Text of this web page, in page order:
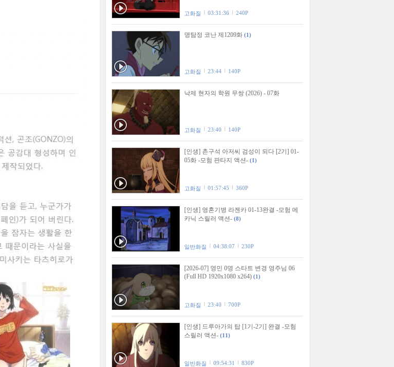
고화질 03:31:36 240P
명탐정 코난 제1209화 (1)
고화질 23:44 140P
낙제 현자의 학원 무쌍 (2026) - 07화
고화질 23:40 140P
[인생] 촌구석 아저씨 검성이 되다 [2기] 01-
05화 -모험 판타지 액션- (1)
고화질 01:57:45 360P
[인생] 영혼기병 라젠카 01-13완결 -모험 메
카닉 스릴러 액션- (8)
일반화질 04:38:07 230P
[2026-07] 영민 0명 스타트 변경 영주님 06
(Full HD 1920x1080 x264) (1)
고화질 23:40 700P
[인생] 드루아가의 탑 [1기-2기] 완결 -모험
스릴러 액션- (11)
일반화질 09:54:31 830P